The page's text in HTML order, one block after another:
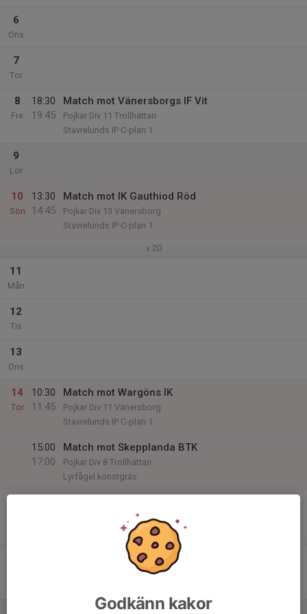
6
Ons
7
Tor
8
Fre
18:30
19:45
Match mot Vänersborgs IF Vit
Pojkar Div 11 Trollhättan
Stavrelunds IP C-plan 1
9
Lör
10
Sön
13:30
14:45
Match mot IK Gauthiod Röd
Pojkar Div 13 Vänersborg
Stavrelunds IP C-plan 1
v.20
11
Mån
12
Tis
13
Ons
14
Tor
10:30
11:45
Match mot Wargöns IK
Pojkar Div 11 Vänersborg
Stavrelunds IP C-plan 1
15:00
17:00
Match mot Skepplanda BTK
Pojkar Div 8 Trollhättan
Lyrfågel konstgräs
Pojkar Div 10 Trollhättan
Stavrelunds IP C-plan 1
Match mot Edet FK
Pojkar Div 13 Lilla Edet
Godkänn kakor